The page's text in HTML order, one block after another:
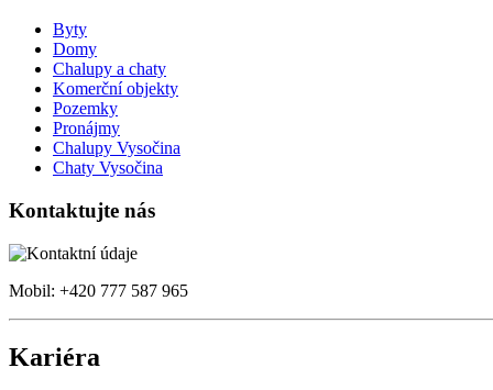
Byty
Domy
Chalupy a chaty
Komerční objekty
Pozemky
Pronájmy
Chalupy Vysočina
Chaty Vysočina
Kontaktujte nás
Mobil: +420 777 587 965
Kariéra